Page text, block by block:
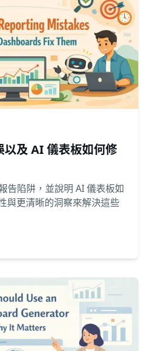
以及 AI 儀表板如何修
告陷阱，並說明 AI 儀表板如
與更清晰的洞察來解決這些